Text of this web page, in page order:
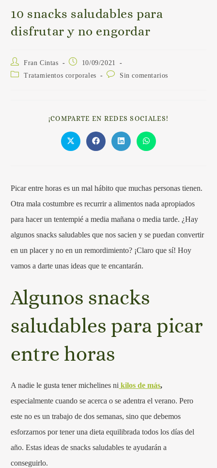
10 snacks saludables para
disfrutar y no engordar
Fran Cintas
10/09/2021
Tratamientos corporales
Sin comentarios
¡COMPARTE EN REDES SOCIALES!
Picar entre horas es un mal hábito que muchas personas tienen.
Otra mala costumbre es recurrir a alimentos nada apropiados
para hacer un tentempié a media mañana o media tarde. ¿Hay
algunos snacks saludables que nos sacien y se puedan convertir
en un placer y no en un remordimiento? ¡Claro que sí! Hoy
vamos a darte unas ideas que te encantarán.
Algunos snacks
saludables para picar
entre horas
A nadie le gusta tener michelines ni kilos de más,
especialmente cuando se acerca o se adentra el verano. Pero
este no es un trabajo de dos semanas, sino que debemos
esforzarnos por tener una dieta equilibrada todos los días del
año. Estas ideas de snacks saludables te ayudarán a
conseguirlo.